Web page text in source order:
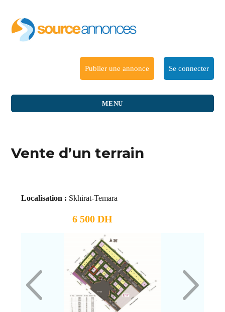
Publier une annonce Se connecter
MENU
Vente d’un terrain
Localisation : Skhirat-Temara
6 500 DH